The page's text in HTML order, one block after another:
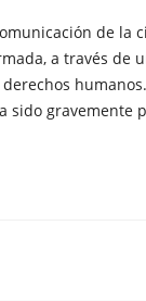
de la
a través de
sido gravemente